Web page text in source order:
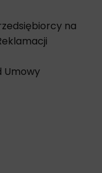
na
Umowy